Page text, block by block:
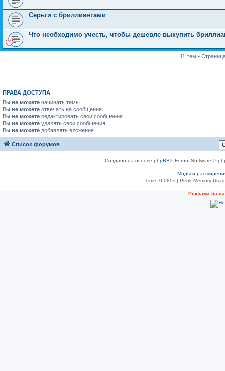
Серьги с бриллиантами
Что необходимо учесть, чтобы дешевле выкупить
11 тем •
ПРАВА ДОСТУПА
Вы не можете начинать темы
Вы не можете отвечать на сообщения
Вы не можете редактировать свои сообщения
Вы не можете удалять свои сообщения
Вы не можете добавлять вложения
Список форумов
Создано на основе phpBB® Forum Software ©
Моды и
Time: 0.080s| Peak Memory
Реклама на